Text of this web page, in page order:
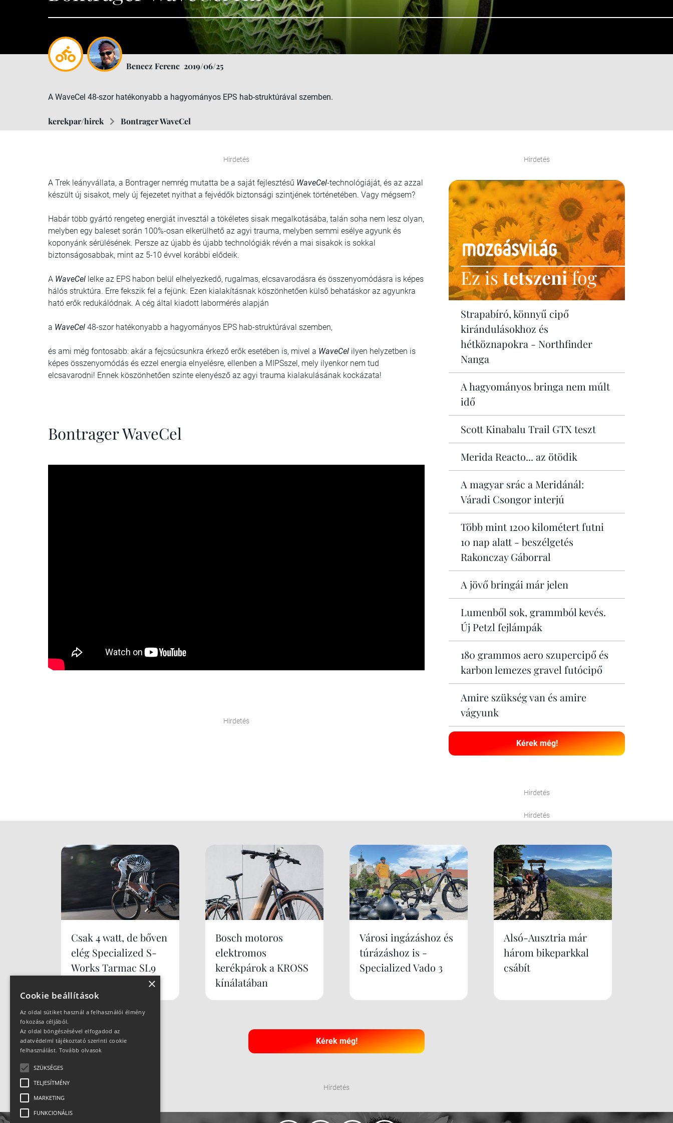
Benecz Ferenc 2019/06/25
A WaveCel 48-szor hatékonyabb a hagyományos EPS hab-struktúrával szemben.
kerekpar/hirek Bontrager WaveCel
Hirdetés
A Trek leányvállata, a Bontrager nemrég mutatta be a saját fejlesztésű WaveCel-technológiáját, és az azzal
készült új sisakot, mely új fejezetet nyithat a fejvédők biztonsági szintjének történetében. Vagy mégsem?
Habár több gyártó rengeteg energiát invesztál a tökéletes sisak megalkotásába, talán soha nem lesz olyan,
melyben egy baleset során 100%-osan elkerülhető az agyi trauma, melyben semmi esélye agyunk és
koponyánk sérülésének. Persze az újabb és újabb technológiák révén a mai sisakok is sokkal
biztonságosabbak, mint az 5-10 évvel korábbi elődeik.
A WaveCel lelke az EPS habon belül elhelyezkedő, rugalmas, elcsavarodásra és összenyomódásra is képes
hálós struktúra. Erre fekszik fel a fejünk. Ezen kialakításnak köszönhetően külső behatáskor az agyunkra
ható erők redukálódnak. A cég által kiadott labormérés alapján
a WaveCel 48-szor hatékonyabb a hagyományos EPS hab-struktúrával szemben,
és ami még fontosabb: akár a fejcsúcsunkra érkező erők esetében is, mivel a WaveCel ilyen helyzetben is
képes összenyomódás és ezzel energia elnyelésre, ellenben a MIPSszel, mely ilyenkor nem tud
elcsavarodni! Ennek köszönhetően szinte elenyésző az agyi trauma kialakulásának kockázata!
Bontrager WaveCel
Hirdetés
Hirdetés
Ez istetszenifog
Strapabíró, könnyű cipő
kirándulásokhoz és
hétköznapokra - Northfinder
Nanga
A hagyományos bringa nem múlt
idő
Scott Kinabalu Trail GTX teszt
Merida Reacto... az ötödik
A magyar srác a Meridánál:
Váradi Csongor interjú
Több mint 1200 kilométert futni
10 nap alatt - beszélgetés
Rakonczay Gáborral
A jövő bringái már jelen
Lumenből sok, grammból kevés.
Új Petzl fejlámpák
180 grammos aero szupercipő és
karbon lemezes gravel futócipő
Amire szükség van és amire
vágyunk
Kérek még!
Hirdetés
Hirdetés
Csak 4 watt, de bőven
elég Specialized S-
Works Tarmac SL9
Bosch motoros
elektromos
kerékpárok a KROSS
kínálatában
Városi ingázáshoz és
túrázáshoz is -
Specialized Vado 3
Alsó-Ausztria már
három bikeparkkal
csábít
Kérek még!
Hirdetés
×
Cookie beállítások
Az oldal sütiket használ a felhasználói élmény
fokozása céljából.
Az oldal böngészésével elfogadod az
adatvédelmi tájékoztató szerinti cookie
felhasználást. Tovább olvasok
SZÜKSÉGES
TELJESÍTMÉNY
MARKETING
FUNKCIONÁLIS